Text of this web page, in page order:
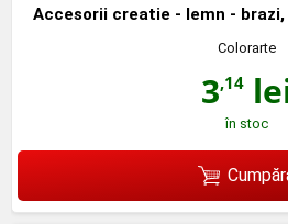
Accesorii creatie - lemn -
Colorarte
3,14
în stoc